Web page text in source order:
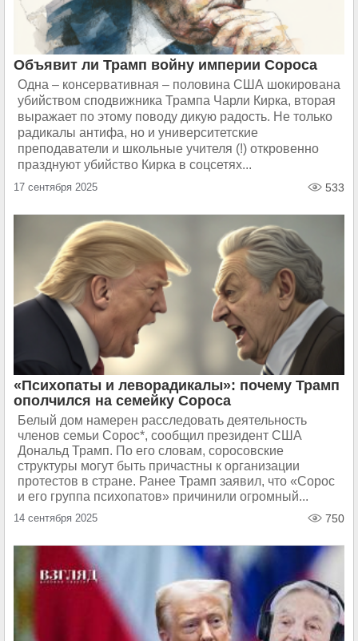
Объявит ли Трамп войну империи Сороса
Одна – консервативная – половина США шокирована
убийством сподвижника Трампа Чарли Кирка, вторая
выражает по этому поводу дикую радость. Не только
радикалы антифа, но и университетские
преподаватели и школьные учителя (!) откровенно
празднуют убийство Кирка в соцсетях...
17 сентября 2025 533
«Психопаты и леворадикалы»: почему Трамп
ополчился на семейку Сороса
Белый дом намерен расследовать деятельность
членов семьи Сорос*, сообщил президент США
Дональд Трамп. По его словам, соросовские
структуры могут быть причастны к организации
протестов в стране. Ранее Трамп заявил, что «Сорос
и его группа психопатов» причинили огромный...
14 сентября 2025 750